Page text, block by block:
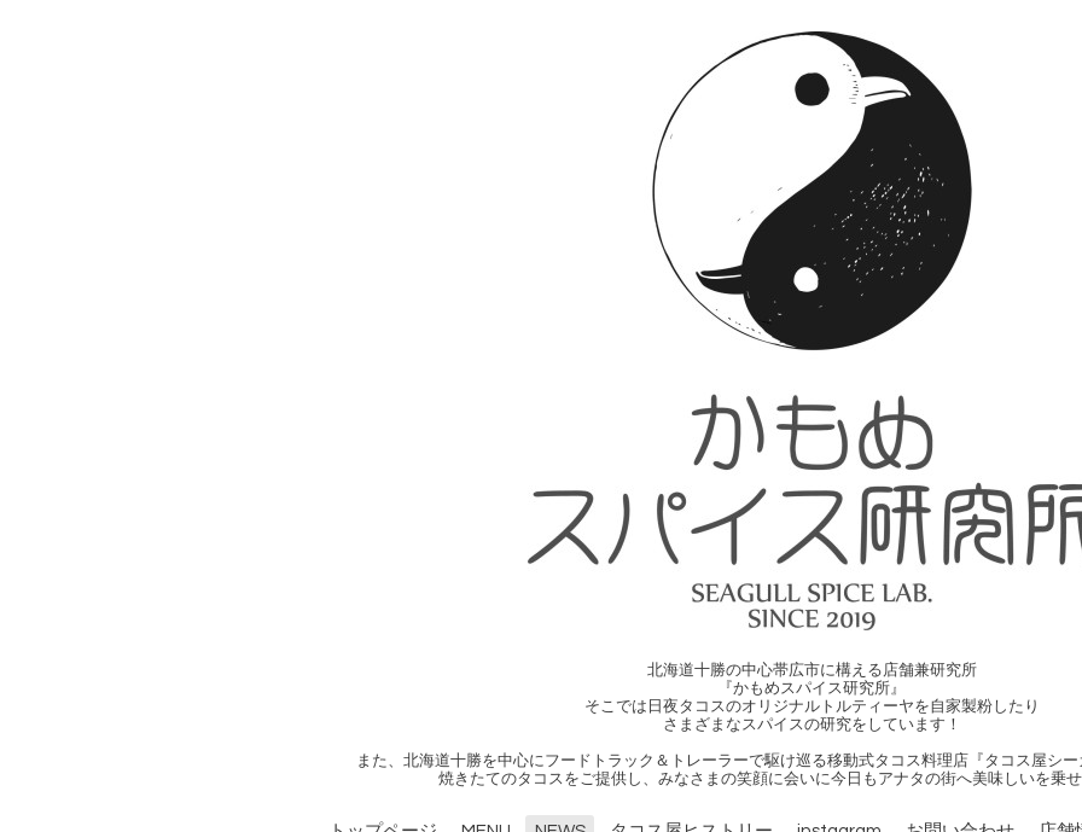
北海道十勝の中心帯広市に構える店舗兼研究所
『かもめスパイス研究所』
そこでは日夜タコスのオリジナルトルティーヤを自家製粉したり
さまざまなスパイスの研究をしています！
また、北海道十勝を中心にフードトラック＆トレーラーで駆け巡る移動式タコス料理店『タコス屋シー
焼きたてのタコスをご提供し、みなさまの笑顔に会いに今日もアナタの街へ美味しいを乗